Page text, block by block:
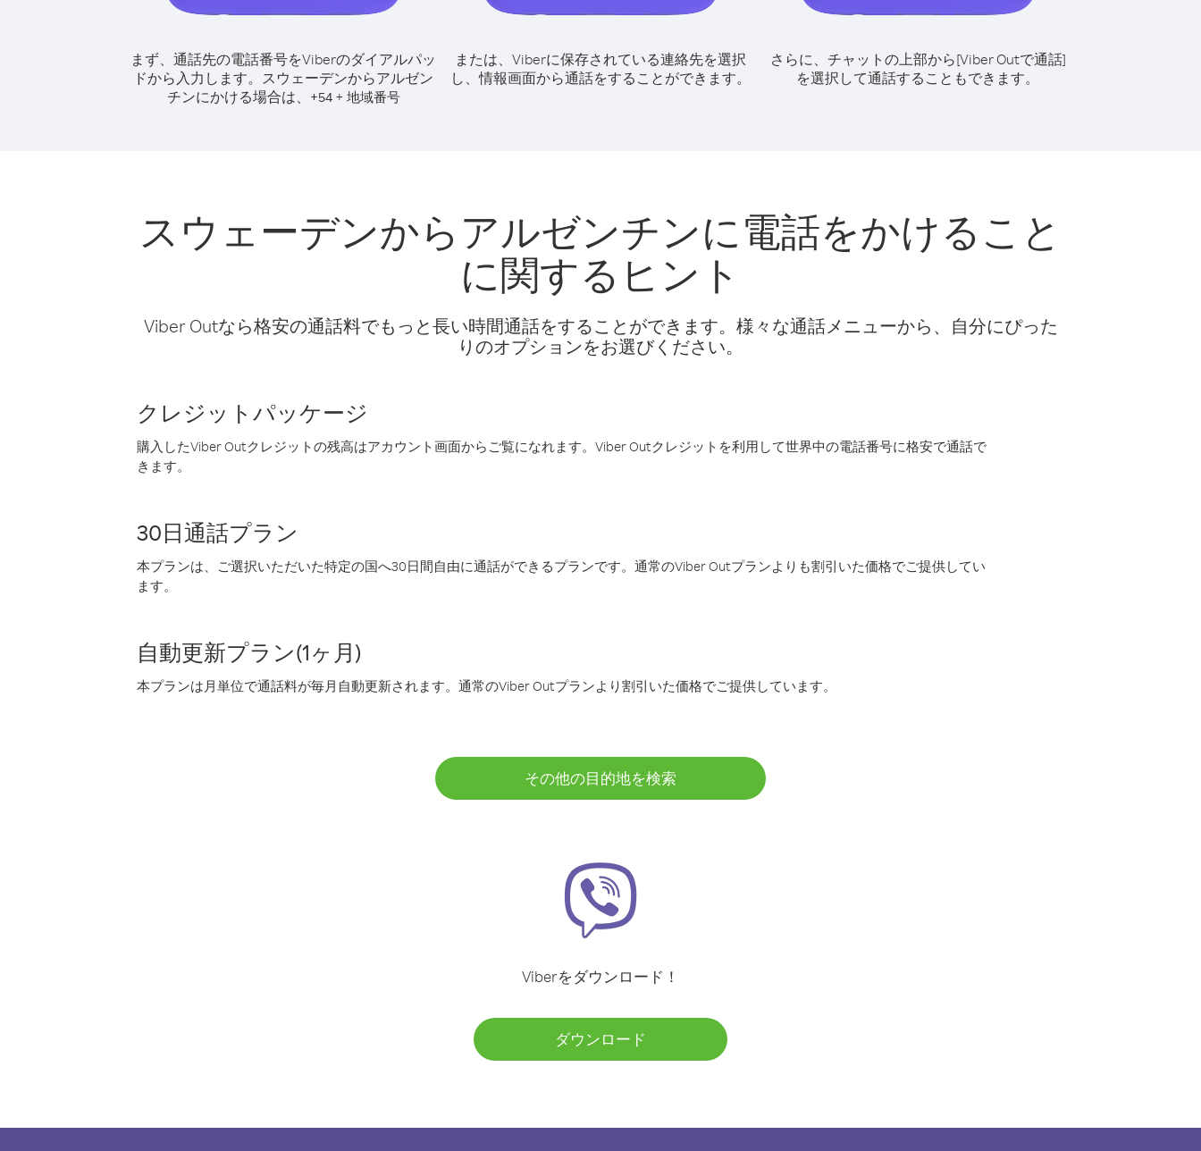
まず、通話先の電話番号をViberのダイアルパッ
ドから入力します。 スウェーデンからアルゼン
チンにかける場合は、
+54+ 地域番号
または、Viberに保存されている連絡先を選択
し、情報画面から通話をすることができます。
さらに、チャットの上部から[Viber Outで通話]
を選択して通話することもできます。
スウェーデンからアルゼンチンに電話をかけること
に関するヒント
Viber Outなら格安の通話料でもっと長い時間通話をすることができます。様々な通話メニューから、自分にぴった
りのオプションをお選びください。
クレジットパッケージ
購入したViber Outクレジットの残高はアカウント画面からご覧になれます。Viber Outクレジットを利用して世界中の電話番号に格安で通話で
きます。
30日通話プラン
本プランは、ご選択いただいた特定の国へ30日間自由に通話ができるプランです。通常のViber Outプランよりも割引いた価格でご提供してい
ます。
自動更新プラン(1ヶ月)
本プランは月単位で通話料が毎月自動更新されます。通常のViber Outプランより割引いた価格でご提供しています。
その他の目的地を検索
Viberをダウンロード！
ダウンロード